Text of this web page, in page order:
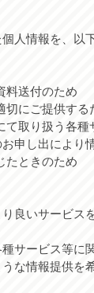
人情報を、以
料送付のため
切にご提供する
取り扱う各
申し出により
たときのため
良いサービ
サービス等
な情報提供